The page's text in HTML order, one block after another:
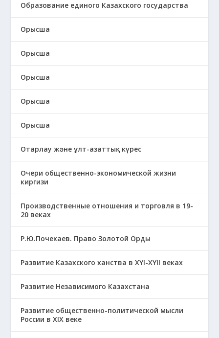
Образование единого Казахского государства
Орысша
Орысша
Орысша
Орысша
Орысша
Отарлау және ұлт-азаттық күрес
Очери общественно-экономической жизни
киргизи
Производственные отношения и торговля в 19-
20 веках
Р.Ю.Почекаев. Право Золотой Орды
Развитие Казахского ханства в ХҮІ-ХҮІІ веках
Развитие Независимого Казахстана
Развитие общественно-политической мысли
России в XIX веке